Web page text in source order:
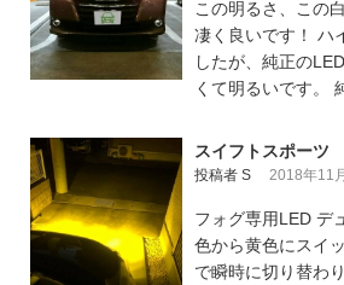
この明るさ、この
凄く良いです！ ハ
したが、純正の
くて明るいです。
スイフトスポーツ
投稿者 S 2018年11
フォグ専用LED デ
色から黄色にスイ
で瞬時に切り替わ